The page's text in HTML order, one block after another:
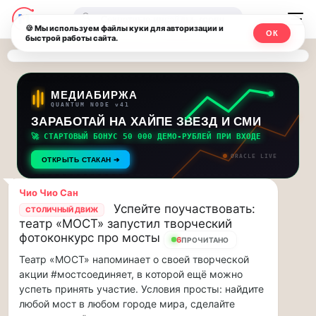
Последние
новости
и
обновления
потока:
Друзья,
приглашаем
на
музыкальную
прогулку
по
Москве
Чайковского!…
Друзья,
приглашаем
на
музыкальную
Москвичи.net
—
Главный
столичный
чат-
мессенджер,
новости
и
инсайды
Москвы
🔍
МЕДИАБИРЖА
QUANTUM NODE v41
ЗАРАБОТАЙ НА ХАЙПЕ ЗВЕЗД И СМИ
🚀 СТАРТОВЫЙ БОНУС 50 000 ДЕМО-РУБЛЕЙ ПРИ ВХОДЕ
ОТКРЫТЬ СТАКАН ➔ ORACLE LIVE
Чио Чио Сан
СТОЛИЧНЫЙ ДВИЖ
Успейте поучаствовать:
театр «МОСТ» запустил творческий
фотоконкурс про мосты
6ПРОЧИТАНО
Театр «МОСТ» напоминает о своей творческой
акции #мостсоединяет, в которой ещё можно
успеть принять участие. Условия просты: найдите
любой мост в любом городе мира, сделайте
🍪 Мы используем файлы куки для авторизации и
быстрой работы сайта.
ОК